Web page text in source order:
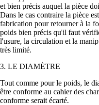
et bien précis auquel la pièce
Dans le cas contraire la pièce
fabrication pour retourner à la
poids bien précis qu'il faut
l'usure, la circulation et la
très limité.
3. LE DIAMÈTRE
Tout comme pour le poids, le
être conforme au cahier des
conforme serait écarté.